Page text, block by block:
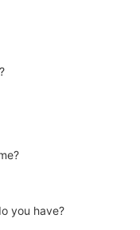
you have?